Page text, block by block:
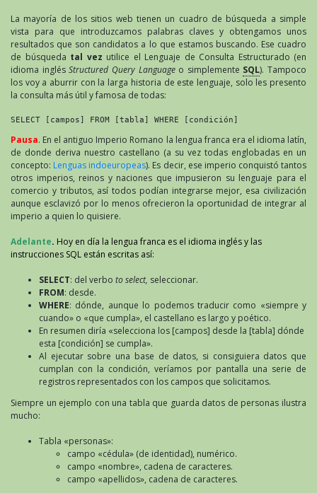
La mayoría de los sitios web tienen un cuadro de búsqueda a simple
vista para que introduzcamos palabras claves y obtengamos unos
resultados que son candidatos a lo que estamos buscando. Ese cuadro
de búsqueda tal vez utilice el Lenguaje de Consulta Estructurado (en
idioma inglésStructured Query Language o simplemente SQL). Tampoco
los voy a aburrir con la larga historia de este lenguaje, solo les presento
la consulta más útil y famosa de todas:
SELECT [campos] FROM [tabla] WHERE [condición]
Pausa. En el antiguo Imperio Romano la lengua franca era el idioma latín,
de donde deriva nuestro castellano (a su vez todas englobadas en un
concepto: Lenguas indoeuropeas). Es decir, ese imperio conquistó tantos
otros imperios, reinos y naciones que impusieron su lenguaje para el
comercio y tributos, así todos podían integrarse mejor, esa civilización
aunque esclavizó por lo menos ofrecieron la oportunidad de integrar al
imperio a quien lo quisiere.
Adelante. Hoy en día la lengua franca es el idioma inglés y las
instrucciones SQL están escritas así:
SELECT: del verbo to select, seleccionar.
FROM: desde.
WHERE: dónde, aunque lo podemos traducir como «siempre y
cuando» o «que cumpla», el castellano es largo y poético.
En resumen diría «selecciona los [campos] desde la [tabla] dónde
esta [condición] se cumpla».
Al ejecutar sobre una base de datos, si consiguiera datos que
cumplan con la condición, veríamos por pantalla una serie de
registros representados con los campos que solicitamos.
Siempre un ejemplo con una tabla que guarda datos de personas ilustra
mucho:
Tabla «personas»:
campo «cédula» (de identidad), numérico.
campo «nombre», cadena de caracteres.
campo «apellidos», cadena de caracteres.